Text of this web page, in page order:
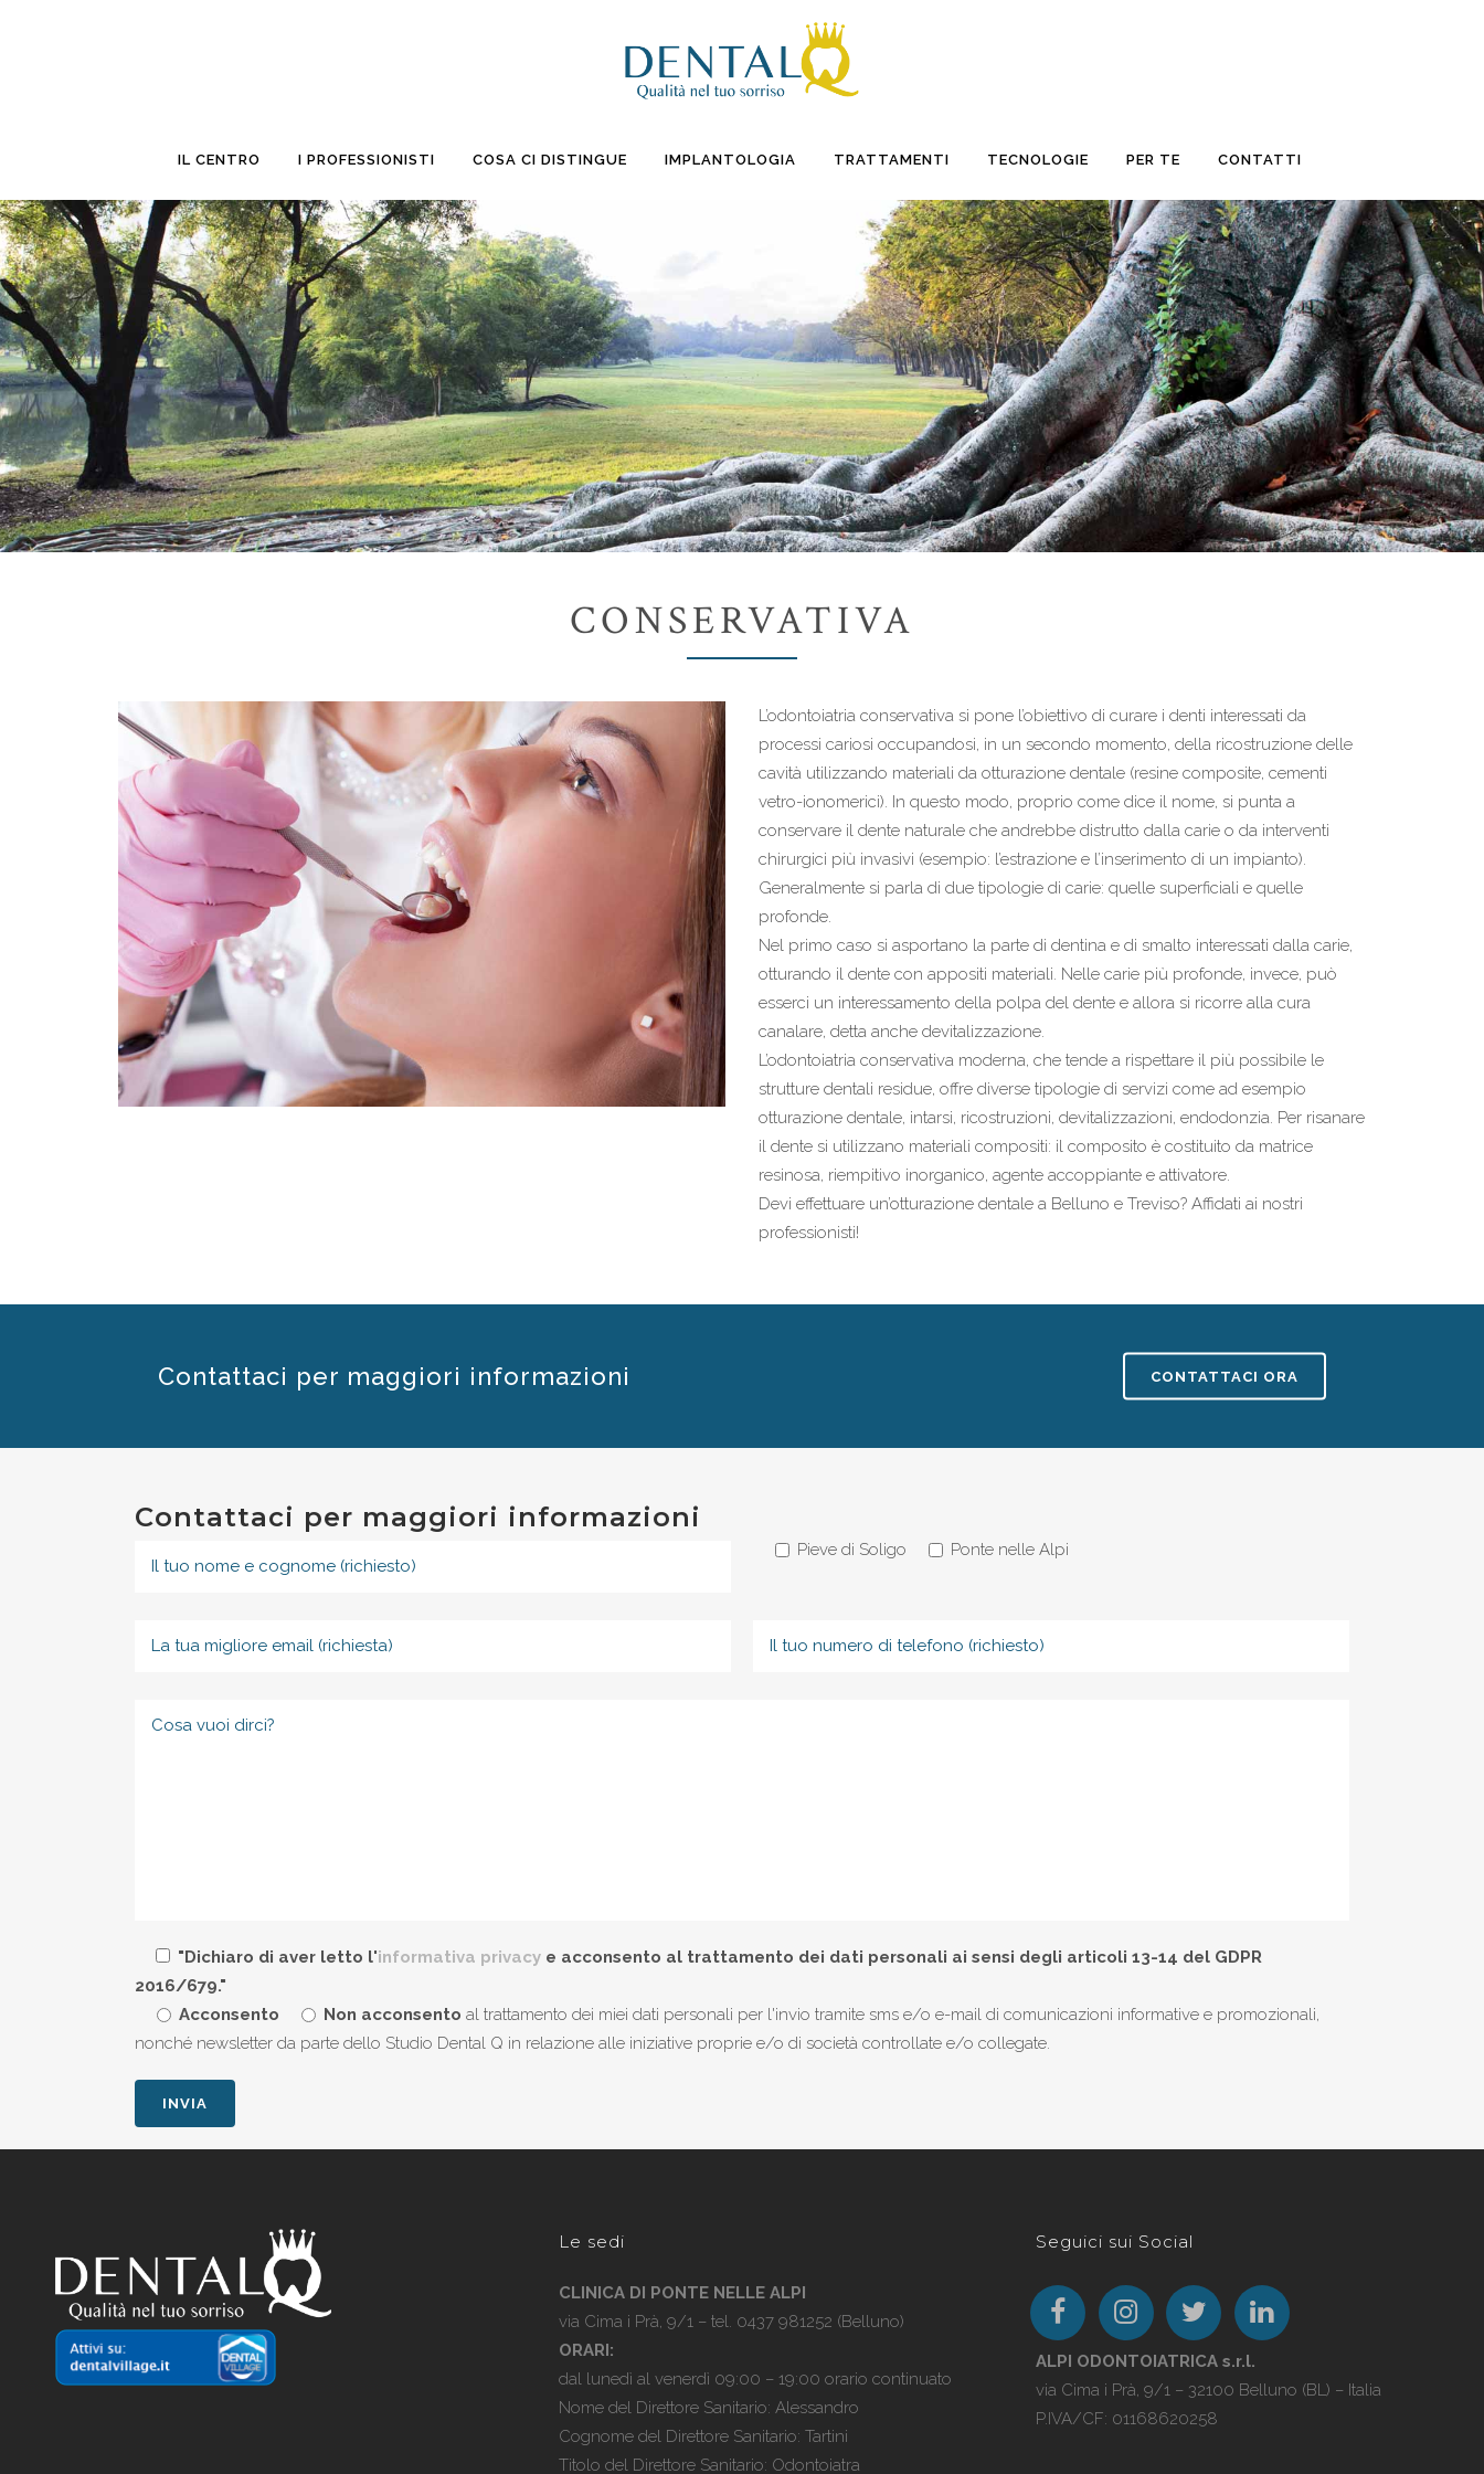
IL CENTRO I PROFESSIONISTI COSA CI DISTINGUE IMPLANTOLOGIA TRATTAMENTI TECNOLOGIE PER TE CONTATTI
CONSERVATIVA
L’odontoiatria conservativa si pone l’obiettivo di curare i denti interessati da
processi cariosi occupandosi, in un secondo momento, della ricostruzione delle
cavità utilizzando materiali da otturazione dentale (resine composite, cementi
vetro-ionomerici). In questo modo, proprio come dice il nome, si punta a
conservare il dente naturale che andrebbe distrutto dalla carie o da interventi
chirurgici più invasivi (esempio: l’estrazione e l’inserimento di un impianto).
Generalmente si parla di due tipologie di carie: quelle superficiali e quelle
profonde.
Nel primo caso si asportano la parte di dentina e di smalto interessati dalla carie,
otturando il dente con appositi materiali. Nelle carie più profonde, invece, può
esserci un interessamento della polpa del dente e allora si ricorre alla cura
canalare, detta anche devitalizzazione.
L’odontoiatria conservativa moderna, che tende a rispettare il più possibile le
strutture dentali residue, offre diverse tipologie di servizi come ad esempio
otturazione dentale, intarsi, ricostruzioni, devitalizzazioni, endodonzia. Per risanare
il dente si utilizzano materiali compositi: il composito è costituito da matrice
resinosa, riempitivo inorganico, agente accoppiante e attivatore.
Devi effettuare un’otturazione dentale a Belluno e Treviso? Affidati ai nostri
professionisti!
Contattaci per maggiori informazioni CONTATTACI ORA
Contattaci per maggiori informazioni
Pieve di Soligo Ponte nelle Alpi
"Dichiaro di aver letto l'informativa privacy e acconsento al trattamento dei dati personali ai sensi degli articoli 13-14 del GDPR
2016/679."
Acconsento
Non acconsento al trattamento dei miei dati personali per l'invio tramite sms e/o e-mail di comunicazioni informative e promozionali,
nonché newsletter da parte dello Studio Dental Q in relazione alle iniziative proprie e/o di società controllate e/o collegate.
Le sedi
CLINICA DI PONTE NELLE ALPI
via Cima i Prà, 9/1 – tel. 0437 981252 (Belluno)
ORARI:
dal lunedì al venerdì 09:00 – 19:00 orario continuato
Nome del Direttore Sanitario: Alessandro
Cognome del Direttore Sanitario: Tartini
Titolo del Direttore Sanitario: Odontoiatra
Seguici sui Social
ALPI ODONTOIATRICA s.r.l.
via Cima i Prà, 9/1 – 32100 Belluno (BL) – Italia
P.IVA/CF: 01168620258